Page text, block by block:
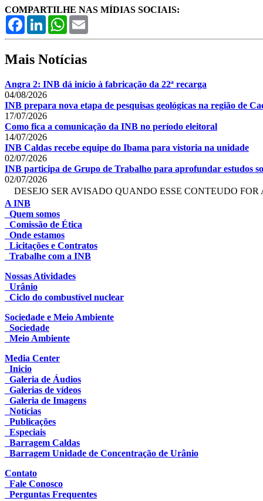
COMPARTILHE NAS MÍDIAS SOCIAIS:
FacebookLinkedInWhatsApp
Mais Notícias
Angra 2: INB dá início à fabricação da 22ª recarga
04/08/2026
INB prepara nova etapa de pesquisas geológicas na região de
17/07/2026
Como fica a comunicação da INB no período eleitoral
14/07/2026
INB Caldas recebe equipe do Ibama para vistoria na unidade
02/07/2026
INB participa de Grupo de Trabalho para aprofundar estudos
02/07/2026
DESEJO SER AVISADO QUANDO ESSE CONTEUDO
A INB
Quem somos
Comissão de Ética
Onde estamos
Licitações e Contratos
Trabalhe com a INB
Nossas Atividades
Urânio
Ciclo do combustível nuclear
Sociedade e Meio Ambiente
Sociedade
Meio Ambiente
Media Center
Inicio
Galeria de Áudios
Galerias de vídeos
Galeria de Imagens
Notícias
Publicações
Especiais
Barragem Caldas
Barragem Unidade de Concentração de Urânio
Contato
Fale Conosco
Perguntas Frequentes